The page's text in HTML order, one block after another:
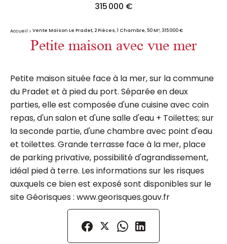
315 000 €
Accueil Vente Maison Le Pradet, 2 Pièces, 1 Chambre, 50 M², 315 000 €
Petite maison avec vue mer
Petite maison située face à la mer, sur la commune
du Pradet et à pied du port. Séparée en deux
parties, elle est composée d'une cuisine avec coin
repas, d'un salon et d'une salle d'eau + Toilettes; sur
la seconde partie, d'une chambre avec point d'eau
et toilettes. Grande terrasse face à la mer, place
de parking privative, possibilité d'agrandissement,
idéal pied à terre. Les informations sur les risques
auxquels ce bien est exposé sont disponibles sur le
site Géorisques : www.georisques.gouv.fr